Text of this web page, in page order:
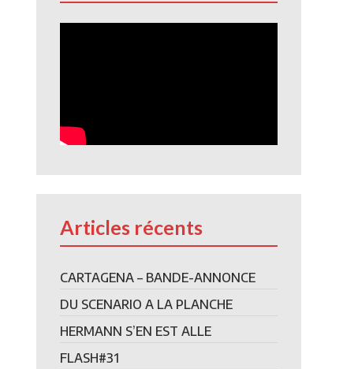
Articles récents
CARTAGENA – BANDE-ANNONCE
DU SCENARIO A LA PLANCHE
HERMANN S’EN EST ALLE
FLASH#31